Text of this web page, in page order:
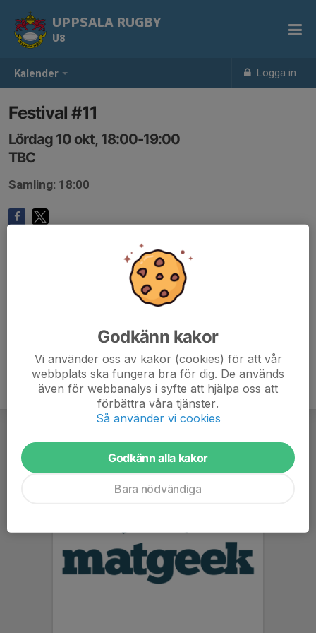
Kalender Logga in
UPPSALA RUGBY
U8
Festival #11
Lördag 10 okt, 18:00-19:00
TBC
Samling: 18:00
Anmälan är öppen för lagets medlemmar.
Godkänn kakor
Vi använder oss av kakor (cookies) för att vår
webbplats ska fungera bra för dig. De används
även för webbanalys i syfte att hjälpa oss att
förbättra våra tjänster.
Så använder vi cookies
Godkänn alla kakor
Bara nödvändiga